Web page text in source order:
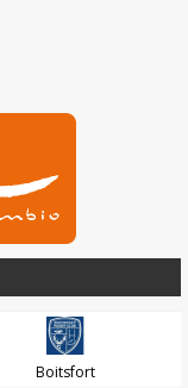
Boitsfort